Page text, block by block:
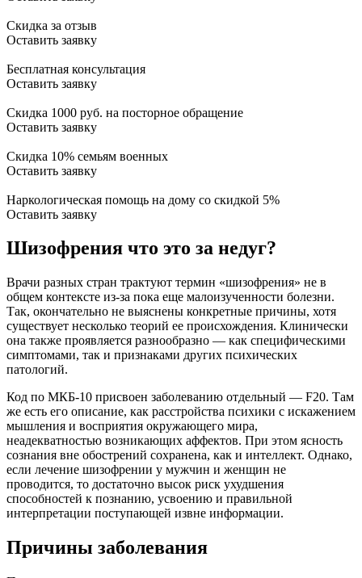
Скидка за отзыв
Оставить заявку
Бесплатная консультация
Оставить заявку
Скидка 1000 руб. на посторное обращение
Оставить заявку
Скидка 10% семьям военных
Оставить заявку
Наркологическая помощь на дому со скидкой 5%
Оставить заявку
Шизофрения что это за недуг?
Врачи разных стран трактуют термин «шизофрения» не в
общем контексте из-за пока еще малоизученности болезни.
Так, окончательно не выяснены конкретные причины, хотя
существует несколько теорий ее происхождения. Клинически
она также проявляется разнообразно — как специфическими
симптомами, так и признаками других психических
патологий.
Код по МКБ-10 присвоен заболеванию отдельный — F20. Там
же есть его описание, как расстройства психики с искажением
мышления и восприятия окружающего мира,
неадекватностью возникающих аффектов. При этом ясность
сознания вне обострений сохранена, как и интеллект. Однако,
если лечение шизофрении у мужчин и женщин не
проводится, то достаточно высок риск ухудшения
способностей к познанию, усвоению и правильной
интерпретации поступающей извне информации.
Причины заболевания